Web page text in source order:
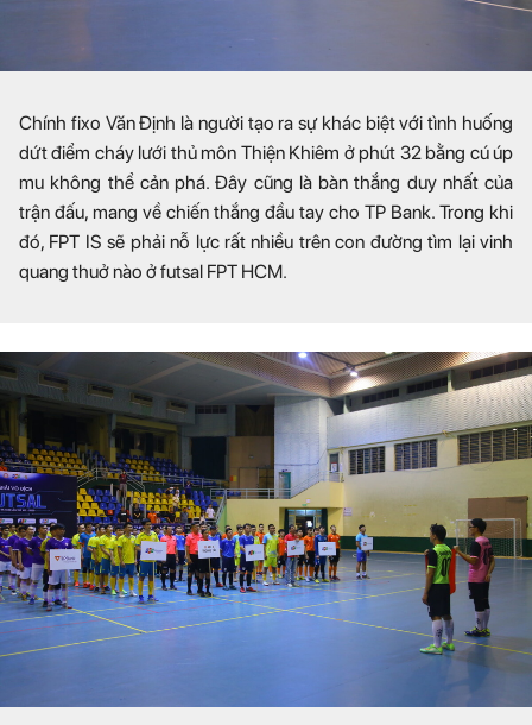
Chính fixo Văn Định là người tạo ra sự khác biệt với tình huống
dứt điểm cháy lưới thủ môn Thiện Khiêm ở phút 32 bằng cú úp
mu không thể cản phá. Đây cũng là bàn thắng duy nhất của
trận đấu, mang về chiến thắng đầu tay cho TP Bank. Trong khi
đó, FPT IS sẽ phải nỗ lực rất nhiều trên con đường tìm lại vinh
quang thuở nào ở futsal FPT HCM.